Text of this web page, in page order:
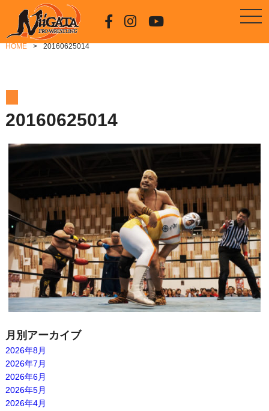
HOME 20160625014
20160625014
月別アーカイブ
2026年8月
2026年7月
2026年6月
2026年5月
2026年4月